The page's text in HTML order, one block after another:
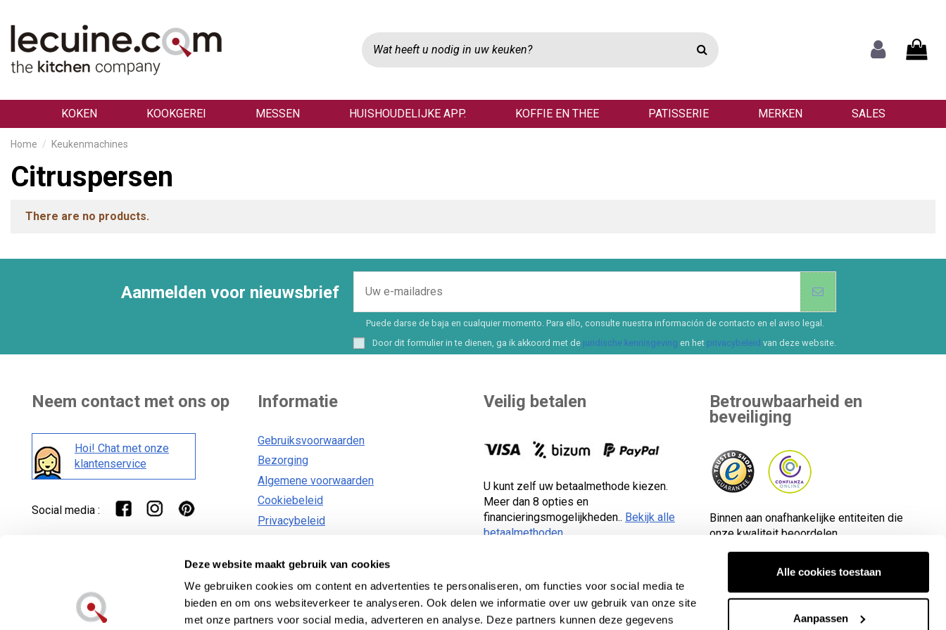
Deze website maakt gebruik van cookies
We gebruiken cookies om content en advertenties te personaliseren, om functies voor social media te
bieden en om ons websiteverkeer te analyseren. Ook delen we informatie over uw gebruik van onze site
met onze partners voor social media, adverteren en analyse. Deze partners kunnen deze gegevens
Alle cookies toestaan
Aanpassen
KOKEN KOOKGEREI MESSEN HUISHOUDELIJKE APP. KOFFIE EN THEE PATISSERIE MERKEN SALES
Home Keukenmachines
Citruspersen
There are no products.
Aanmelden voor nieuwsbrief
Puede darse de baja en cualquier momento. Para ello, consulte nuestra información de contacto en el aviso legal.
Door dit formulier in te dienen, ga ik akkoord met de juridische kennisgeving en het privacybeleid van deze website.
Neem contact met ons op
Hoi! Chat met onze
klantenservice
Social media :
Informatie
Gebruiksvoorwaarden
Bezorging
Algemene voorwaarden
Cookiebeleid
Privacybeleid
Veilig betalen
U kunt zelf uw betaalmethode kiezen.
Meer dan 8 opties en
financieringsmogelijkheden.. Bekijk alle
betaalmethoden
Betrouwbaarheid en
beveiliging
Binnen aan onafhankelijke entiteiten die
onze kwaliteit beoordelen.
Lecuine™ is een geregistreerd handelsmerk van Lecom Projects S.L. © Auteursrecht © 2012-2026. Spanje. Alle rechten voorbehouden. CIF-nummer: B65890642.